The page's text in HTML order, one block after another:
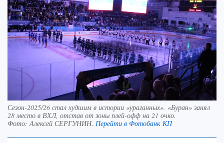
Сезон-2025/26 стал худшим в истории «ураганных». «Буран» занял
28 место в ВХЛ, отстав от зоны плей-офф на 21 очко.
Фото: Алексей СЕРГУНИН. Перейти в Фотобанк КП